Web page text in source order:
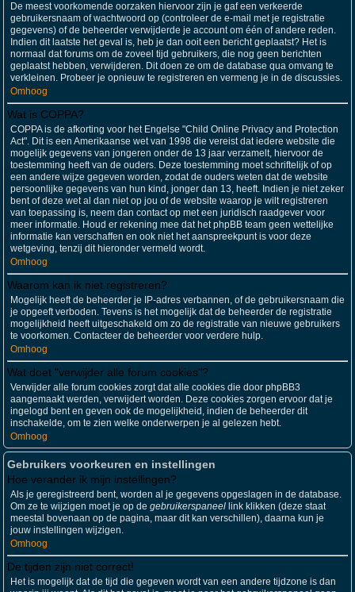
De meest voorkomende oorzaken hiervoor zijn je gaf een verkeerde
gebruikersnaam of wachtwoord op (controleer de e-mail met je registratie
gegevens) of de beheerder verwijderde je account om één of andere reden.
Indien dit laatste het geval is, heb je dan ooit een bericht geplaatst? Het is
normaal dat forums om de zoveel tijd gebruikers, die nog geen berichten
geplaatst hebben, verwijderen. Dit doen ze om de database qua omvang te
verkleinen. Probeer je opnieuw te registreren en vermeng je in de discussies.
Omhoog
Wat is COPPA?
COPPA is de afkorting voor het Engelse "Child Online Privacy and Protection
Act". Dit is een Amerikaanse wet van 1998 die vereist dat iedere website die
mogelijk gegevens van jongeren onder de 13 jaar verzamelt, hiervoor de
toestemming heeft van de ouders. Deze toestemming moet schriftelijk of op
een andere wijze gegeven worden, zodat de ouders weten dat de website
persoonlijke gegevens van hun kind, jonger dan 13, heeft. Indien je niet zeker
bent of deze wet al dan niet op jou of de website waarop je wilt registreren
van toepassing is, neem dan contact op met een juridisch raadgever voor
meer informatie. Houd er rekening mee dat het phpBB team geen wettelijke
informatie kan verschaffen en ook niet het aanspreekpunt is voor deze
wetgeving, tenzij dit hieronder vermeld wordt.
Omhoog
Waarom kan ik niet registreren?
Mogelijk heeft de beheerder je IP-adres verbannen, of de gebruikersnaam die
je opgeeft verboden. Tevens is het mogelijk dat de beheerder de registratie
mogelijkheid heeft uitgeschakeld om zo de registratie van nieuwe gebruikers
te voorkomen. Contacteer de beheerder voor verdere hulp.
Omhoog
Wat doet "verwijder alle forum cookies"?
Verwijder alle forum cookies zorgt dat alle cookies die door phpBB3
aangemaakt werden, verwijdert worden. Deze cookies zorgen ervoor dat je
ingelogd bent en geven ook de mogelijkheid, indien de beheerder dit
inschakelde, om te zien welke onderwerpen je al gelezen hebt.
Omhoog
Gebruikers voorkeuren en instellingen
Hoe verander ik mijn instellingen?
Als je geregistreerd bent, worden al je gegevens opgeslagen in de database.
Om ze te wijzigen moet je op de gebruikerspaneel link klikken (deze staat
meestal bovenaan op de pagina, maar dit kan verschillen), daarna kun je
jouw instellingen wijzigen.
Omhoog
De tijden zijn niet correct!
Het is mogelijk dat de tijd die gegeven wordt van een andere tijdzone is dan